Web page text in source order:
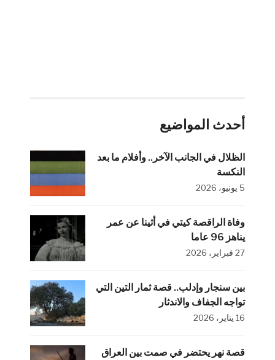
أحدث المواضيع
الظلال في الجانب الآخر.. وأفلام ما بعد
النكسة
5 يونيو، 2026
وفاة الراقصة كيتي في أثينا عن عمر
يناهز 96 عاما
27 فبراير، 2026
بين سنجار وإدلب.. قصة ثمار التين التي
تواجه الجفاف والاندثار
16 يناير، 2026
قصة نهر يحتضر في صمت بين العراق